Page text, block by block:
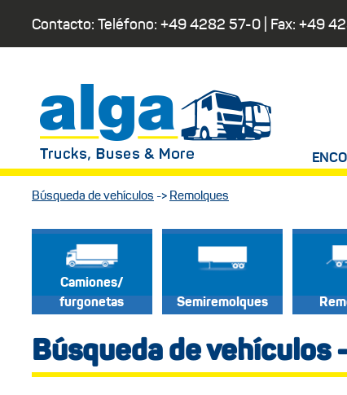
Contacto: Teléfono: +49 4282 57-0 | Fax: +49
Búsqueda de vehículos -> Remolques
Camiones/
furgonetas
Semiremolques
Búsqueda de vehículos